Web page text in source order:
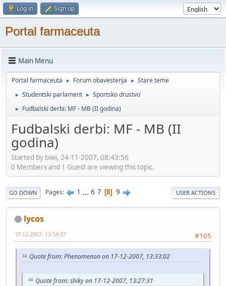
Log in Sign up
Portal farmaceuta
Main Menu
Portal farmaceuta ► Forum obavestenja ► Stare teme
► Studentski parlament ► Sportsko drustvo
► Fudbalski derbi: MF - MB (II godina)
Fudbalski derbi: MF - MB (II
godina)
Started by biwi, 24-11-2007, 08:43:56
0 Members and 1 Guest are viewing this topic.
GO DOWN Pages 1 ... 6 7 8 9 USER ACTIONS
lycos
#105
17-12-2007, 13:54:37
Quote from: Phenomenon on 17-12-2007, 13:33:02
Quote from: shiky on 17-12-2007, 13:27:31